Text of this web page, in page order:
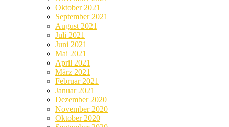
Oktober 2021
September 2021
August 2021
Juli 2021
Juni 2021
Mai 2021
April 2021
März 2021
Februar 2021
Januar 2021
Dezember 2020
November 2020
Oktober 2020